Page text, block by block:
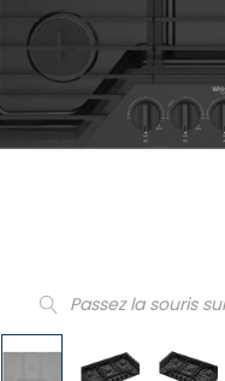
Passez la souris